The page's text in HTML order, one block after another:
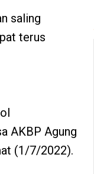
saling
terus
AKBP Agung
(1/7/2022).